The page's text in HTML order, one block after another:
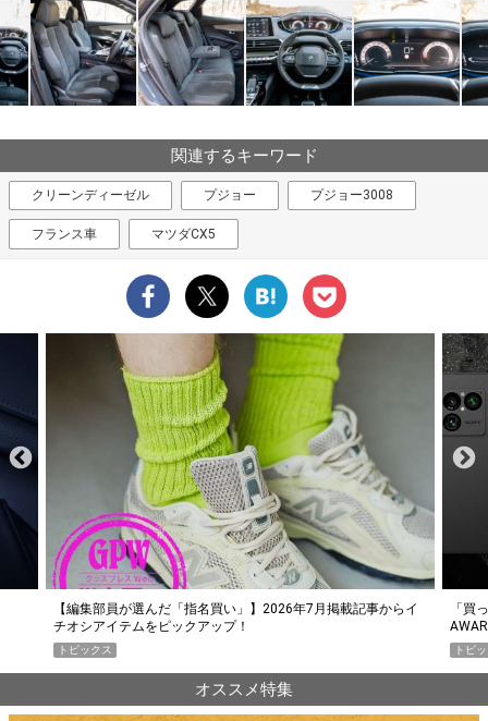
関連するキーワード
クリーンディーゼル プジョー プジョー3008
フランス車 マツダCX5
「買って損なし」の極上スマホ5選【GoodsPress 2026上半期
AWARD】
トピックス
薄着
PR
オススメ特集